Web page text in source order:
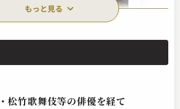
銘々伝 大高源吾
もっと見る
松竹歌舞伎等の俳優を経て